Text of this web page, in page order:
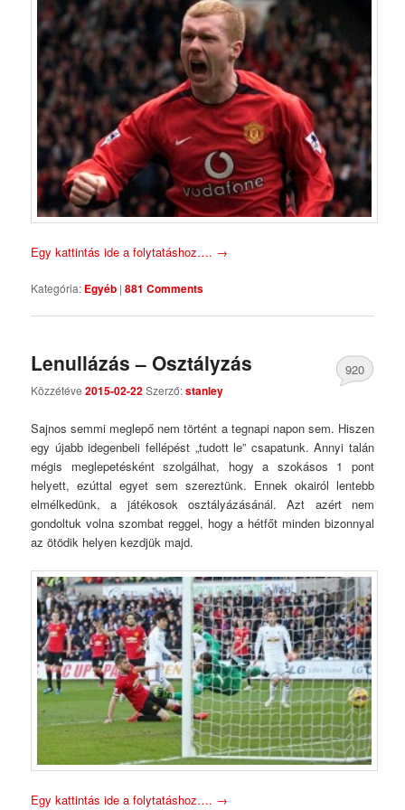
Egy kattintás ide a folytatáshoz…. →
Kategória: Egyéb |881 Comments
Lenullázás – Osztályzás
Közzétéve2015-02-22Szerző:stanley
920
Sajnos semmi meglepő nem történt a tegnapi napon sem. Hiszen
egy újabb idegenbeli fellépést „tudott le” csapatunk. Annyi talán
mégis meglepetésként szolgálhat, hogy a szokásos 1 pont
helyett, ezúttal egyet sem szereztünk. Ennek okairól lentebb
elmélkedünk, a játékosok osztályázásánál. Azt azért nem
gondoltuk volna szombat reggel, hogy a hétfőt minden bizonnyal
az ötödik helyen kezdjük majd.
Egy kattintás ide a folytatáshoz…. →